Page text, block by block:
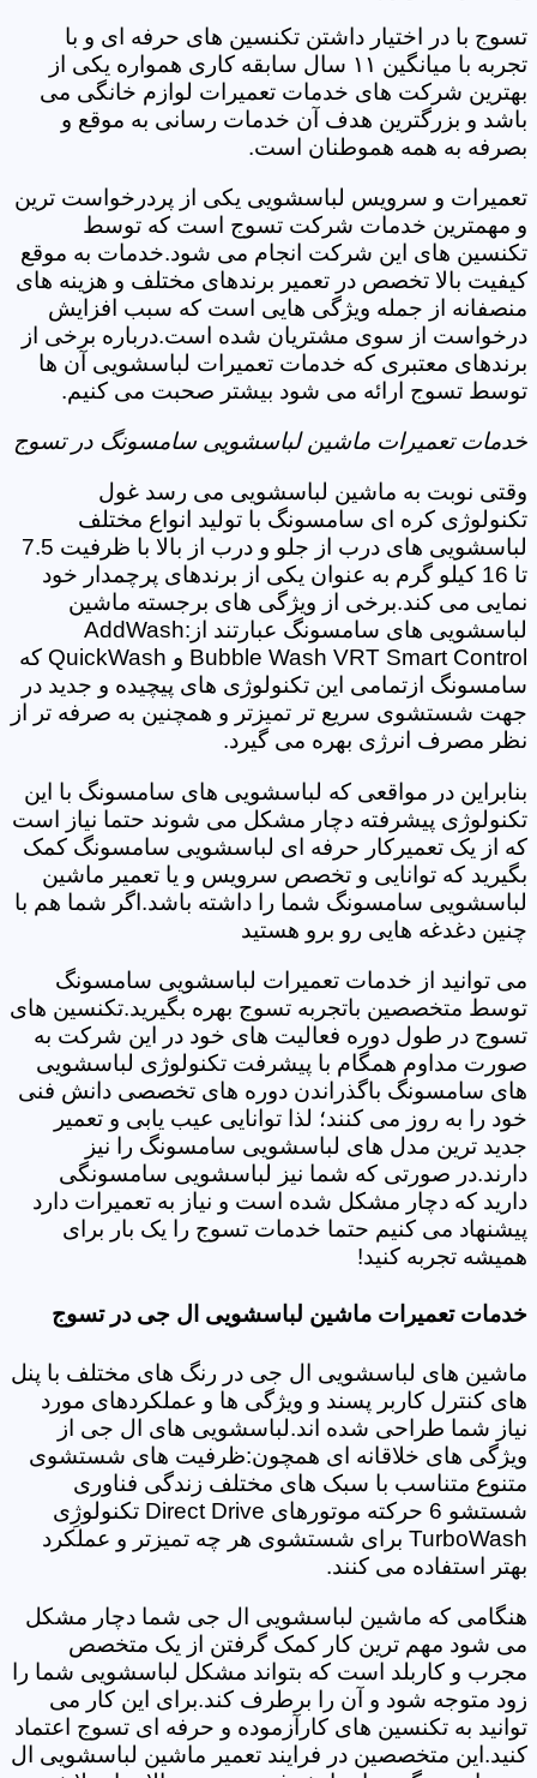
تسوج با در اختیار داشتن تکنسین های حرفه ای و با
تجربه با میانگین ۱۱ سال سابقه کاری همواره یکی از
بهترین شرکت های خدمات تعمیرات لوازم خانگی می
باشد و بزرگترین هدف آن خدمات رسانی به موقع و
بصرفه به همه هموطنان است.
تعمیرات و سرویس لباسشویی یکی از پردرخواست ترین
و مهمترین خدمات شرکت تسوج است که توسط
تکنسین های این شرکت انجام می شود.خدمات به موقع
کیفیت بالا تخصص در تعمیر برندهای مختلف و هزینه های
منصفانه از جمله ویژگی هایی است که سبب افزایش
درخواست از سوی مشتریان شده است.درباره برخی از
برندهای معتبری که خدمات تعمیرات لباسشویی آن ها
توسط تسوج ارائه می شود بیشتر صحبت می کنیم.
خدمات تعمیرات ماشین لباسشویی سامسونگ در تسوج
وقتی نوبت به ماشین لباسشویی می رسد غول
تکنولوژی کره ای سامسونگ با تولید انواع مختلف
لباسشویی های درب از جلو و درب از بالا با ظرفیت 7.5
تا 16 کیلو گرم به عنوان یکی از برندهای پرچمدار خود
نمایی می کند.برخی از ویژگی های برجسته ماشین
لباسشویی های سامسونگ عبارتند از:AddWash
Bubble Wash VRT Smart Control و QuickWash که
سامسونگ ازتمامی این تکنولوژی های پیچیده و جدید در
جهت شستشوی سریع تر تمیزتر و همچنین به صرفه تر از
نظر مصرف انرژی بهره می گیرد.
بنابراین در مواقعی که لباسشویی های سامسونگ با این
تکنولوژی پیشرفته دچار مشکل می شوند حتما نیاز است
که از یک تعمیرکار حرفه ای لباسشویی سامسونگ کمک
بگیرید که توانایی و تخصص سرویس و یا تعمیر ماشین
لباسشویی سامسونگ شما را داشته باشد.اگر شما هم با
چنین دغدغه هایی رو برو هستید
می توانید از خدمات تعمیرات لباسشویی سامسونگ
توسط متخصصین باتجربه تسوج بهره بگیرید.تکنسین های
تسوج در طول دوره فعالیت های خود در این شرکت به
صورت مداوم همگام با پیشرفت تکنولوژی لباسشویی
های سامسونگ باگذراندن دوره های تخصصی دانش فنی
خود را به روز می کنند؛ لذا توانایی عیب یابی و تعمیر
جدید ترین مدل های لباسشویی سامسونگ را نیز
دارند.در صورتی که شما نیز لباسشویی سامسونگی
دارید که دچار مشکل شده است و نیاز به تعمیرات دارد
پیشنهاد می کنیم حتما خدمات تسوج را یک بار برای
همیشه تجربه کنید!
خدمات تعمیرات ماشین لباسشویی ال جی در تسوج
ماشین های لباسشویی ال جی در رنگ های مختلف با پنل
های کنترل کاربر پسند و ویژگی ها و عملکردهای مورد
نیاز شما طراحی شده اند.لباسشویی های ال جی از
ویژگی های خلاقانه ای همچون:ظرفیت های شستشوی
متنوع متناسب با سبک های مختلف زندگی فناوری
شستشو 6 حرکته موتورهای Direct Drive تکنولوژِی
TurboWash برای شستشوی هر چه تمیزتر و عملکرد
بهتر استفاده می کنند.
هنگامی که ماشین لباسشویی ال جی شما دچار مشکل
می شود مهم ترین کار کمک گرفتن از یک متخصص
مجرب و کاربلد است که بتواند مشکل لباسشویی شما را
زود متوجه شود و آن را برطرف کند.برای این کار می
توانید به تکنسین های کارآزموده و حرفه ای تسوج اعتماد
کنید.این متخصصین در فرایند تعمیر ماشین لباسشویی ال